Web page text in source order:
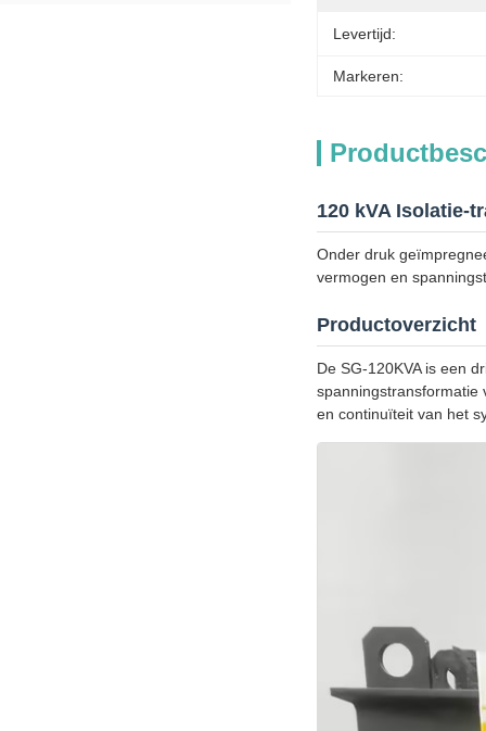
Levertijd:
Markeren:
120 kVA Isolatie-
Onder druk
vermogen en
Productoverzicht
De SG-120KVA is een
spanningstransformatie
en continuïteit van het